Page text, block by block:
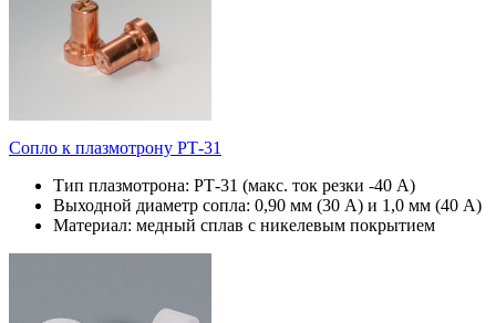
Сопло к плазмотрону РТ-31
Тип плазмотрона: РТ-31 (макс. ток резки -40 А)
Выходной диаметр сопла: 0,90 мм (30 А) и 1,0 мм (40 А)
Материал: медный сплав с никелевым покрытием